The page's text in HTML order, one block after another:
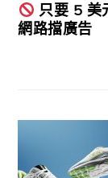
只要 5 美
網路擋廣告